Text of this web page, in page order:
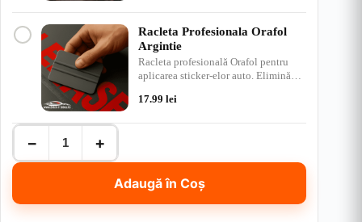
Racleta Profesionala Orafol
Argintie
Racleta profesională Orafol pentru
aplicarea sticker-elor auto. Elimină
17.99lei
Cantitate
Sticker
Auto
"The
–
− +
Adaugă în Coș